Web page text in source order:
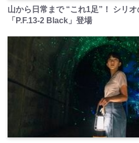
山から日常まで “これ1足”！ シリ
「P.F.13-2 Black」登場